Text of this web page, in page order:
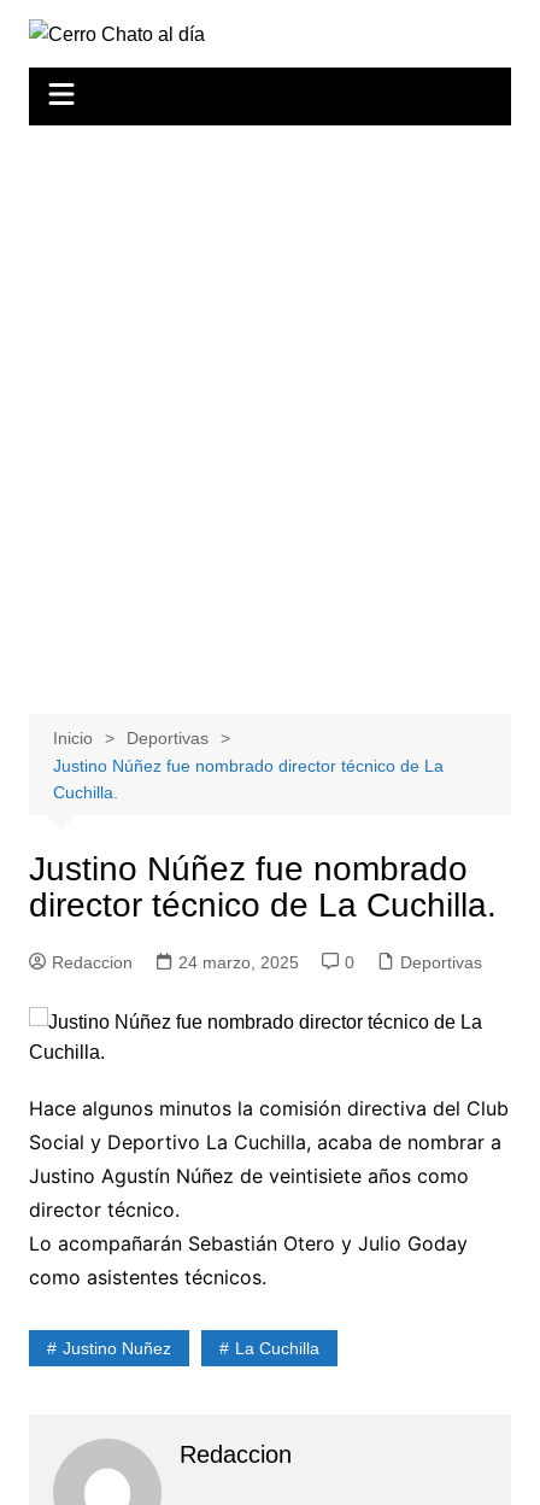
contenido
Inicio
Deportivas
Justino Núñez fue nombrado director técnico de La
Cuchilla.
Justino Núñez fue nombrado
director técnico de La Cuchilla.
Redaccion 24 marzo, 2025 0 Deportivas
Hace algunos minutos la comisión directiva del Club
Social y Deportivo La Cuchilla, acaba de nombrar a
Justino Agustín Núñez de veintisiete años como
director técnico.
Lo acompañarán Sebastián Otero y Julio Goday
como asistentes técnicos.
Justino Nuñez La Cuchilla
Redaccion